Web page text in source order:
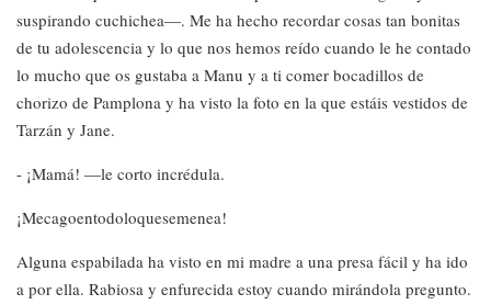
suspirando cuchichea—. Me ha hecho recordar cosas tan bonitas
de tu adolescencia y lo que nos hemos reído cuando le he contado
lo mucho que os gustaba a Manu y a ti comer bocadillos de
chorizo de Pamplona y ha visto la foto en la que estáis vestidos de
Tarzán y Jane.
- ¡Mamá! —le corto incrédula.
¡Mecagoentodoloquesemenea!
Alguna espabilada ha visto en mi madre a una presa fácil y ha ido
a por ella. Rabiosa y enfurecida estoy cuando mirándola pregunto.